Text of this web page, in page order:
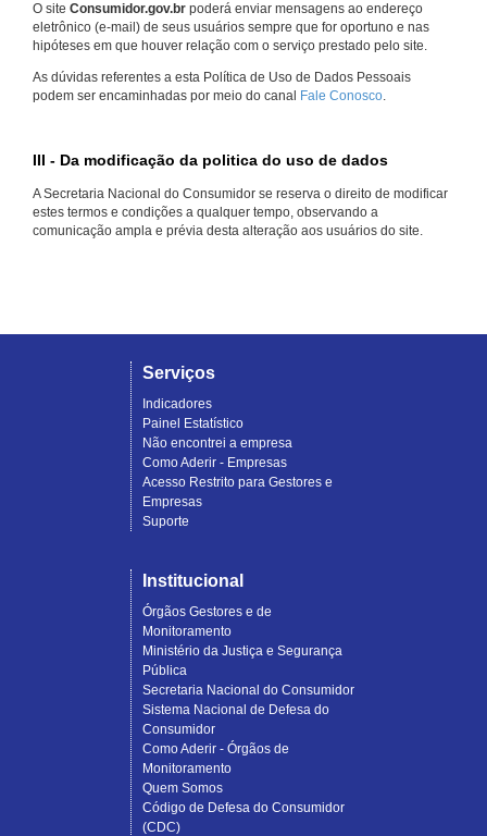
O site Consumidor.gov.br poderá enviar mensagens ao endereço
eletrônico (e-mail) de seus usuários sempre que for oportuno e nas
hipóteses em que houver relação com o serviço prestado pelo site.
As dúvidas referentes a esta Política de Uso de Dados Pessoais
podem ser encaminhadas por meio do canal Fale Conosco.
III - Da modificação da politica do uso de dados
A Secretaria Nacional do Consumidor se reserva o direito de modificar
estes termos e condições a qualquer tempo, observando a
comunicação ampla e prévia desta alteração aos usuários do site.
Serviços
Indicadores
Painel Estatístico
Não encontrei a empresa
Como Aderir - Empresas
Acesso Restrito para Gestores e
Empresas
Suporte
Institucional
Órgãos Gestores e de
Monitoramento
Ministério da Justiça e Segurança
Pública
Secretaria Nacional do Consumidor
Sistema Nacional de Defesa do
Consumidor
Como Aderir - Órgãos de
Monitoramento
Quem Somos
Código de Defesa do Consumidor
(CDC)